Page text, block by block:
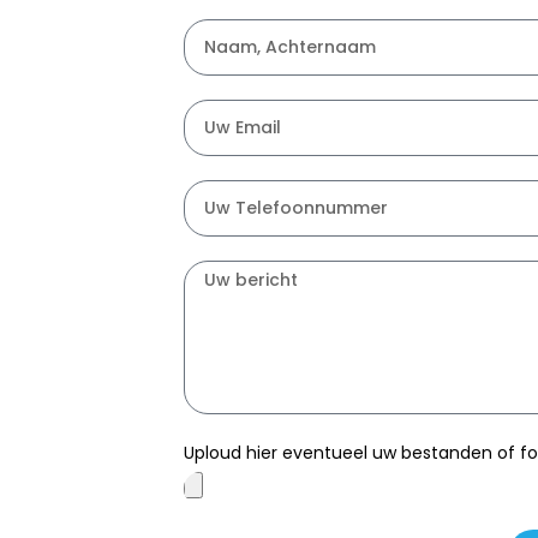
Uploud hier eventueel uw bestanden of